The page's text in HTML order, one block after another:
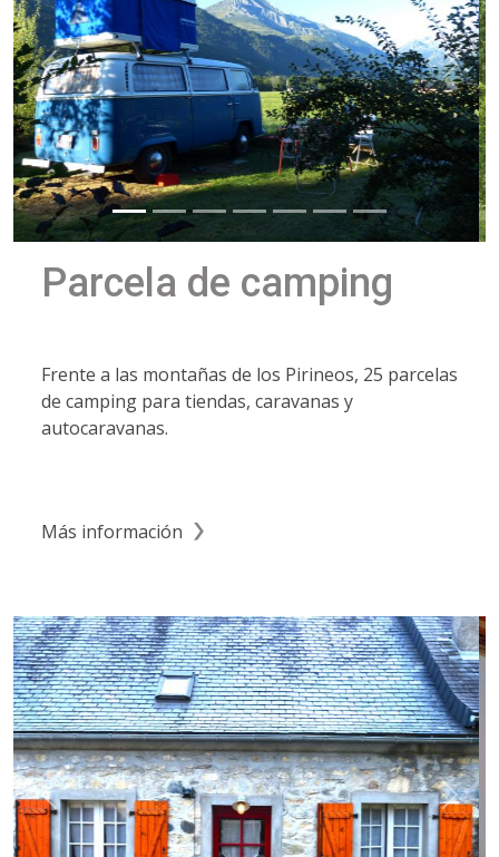
Parcela de camping
Frente a las montañas de los Pirineos, 25 parcelas
de camping para tiendas, caravanas y
autocaravanas.
Más información